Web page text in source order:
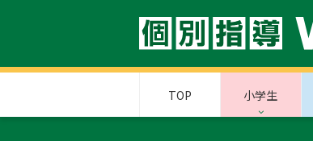
TOP 小学生